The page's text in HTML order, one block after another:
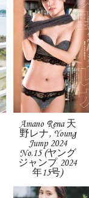
Amano Rena 天
野レナ, Young
Jump 2024
No.15 (ヤング
ジャンプ 2024
年15号)